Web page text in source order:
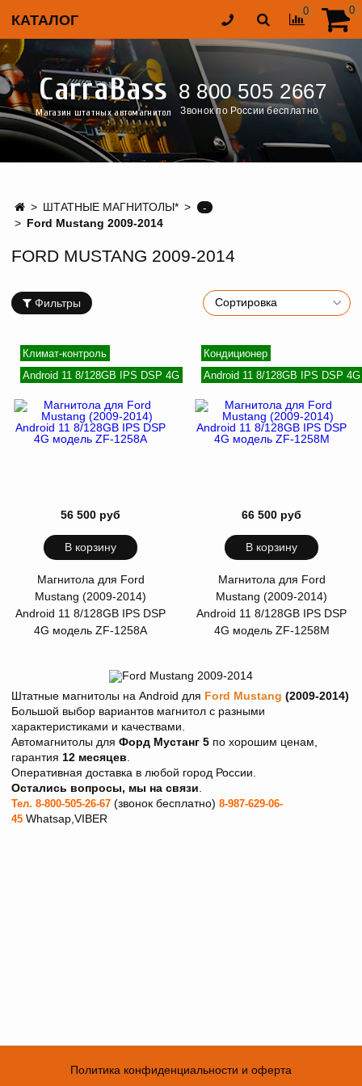
КАТАЛОГ
0 0
CarraBass
Магазин штатных автомагнитол
8 800 505 2667
Звонок по России бесплатно
ШТАТНЫЕ МАГНИТОЛЫ*
-
Ford Mustang 2009-2014
FORD MUSTANG 2009-2014
Фильтры
Климат-контроль
Android 11 8/128GB IPS DSP 4G
56 500 руб
В корзину
Магнитола для Ford
Mustang (2009-2014)
Android 11 8/128GB IPS DSP
4G модель ZF-1258A
Кондиционер
Android 11 8/128GB IPS DSP 4G
66 500 руб
В корзину
Магнитола для Ford
Mustang (2009-2014)
Android 11 8/128GB IPS DSP
4G модель ZF-1258M
Штатные магнитолы на Android для Ford Mustang (2009-2014)
Большой выбор вариантов магнитол с разными
характеристиками и качествами.
Автомагнитолы для Форд Мустанг 5 по хорошим ценам,
гарантия 12 месяцев.
Оперативная доставка в любой город России.
Остались вопросы, мы на связи.
Тел. 8-800-505-26-67 (звонок бесплатно) 8-987-629-06-
45 Whatsap,VIBER
Политика конфиденциальности и оферта